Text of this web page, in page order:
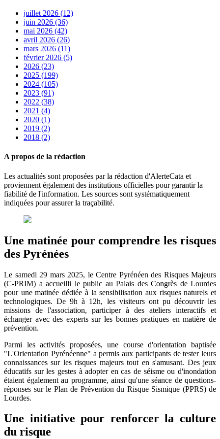
juillet 2026 (12)
juin 2026 (36)
mai 2026 (42)
avril 2026 (26)
mars 2026 (11)
février 2026 (5)
2026 (23)
2025 (199)
2024 (105)
2023 (91)
2022 (38)
2021 (4)
2020 (1)
2019 (2)
2018 (2)
A propos de la rédaction
Les actualités sont proposées par la rédaction d'AlerteCata et
proviennent également des institutions officielles pour garantir la
fiabilité de l'information. Les sources sont systématiquement
indiquées pour assurer la traçabilité.
Une matinée pour comprendre les risques
des Pyrénées
Le samedi 29 mars 2025, le Centre Pyrénéen des Risques Majeurs
(C-PRIM) a accueilli le public au Palais des Congrès de Lourdes
pour une matinée dédiée à la sensibilisation aux risques naturels et
technologiques. De 9h à 12h, les visiteurs ont pu découvrir les
missions de l'association, participer à des ateliers interactifs et
échanger avec des experts sur les bonnes pratiques en matière de
prévention.
Parmi les activités proposées, une course d'orientation baptisée
"L'Orientation Pyrénéenne" a permis aux participants de tester leurs
connaissances sur les risques majeurs tout en s'amusant. Des jeux
éducatifs sur les gestes à adopter en cas de séisme ou d'inondation
étaient également au programme, ainsi qu'une séance de questions-
réponses sur le Plan de Prévention du Risque Sismique (PPRS) de
Lourdes.
Une initiative pour renforcer la culture
du risque